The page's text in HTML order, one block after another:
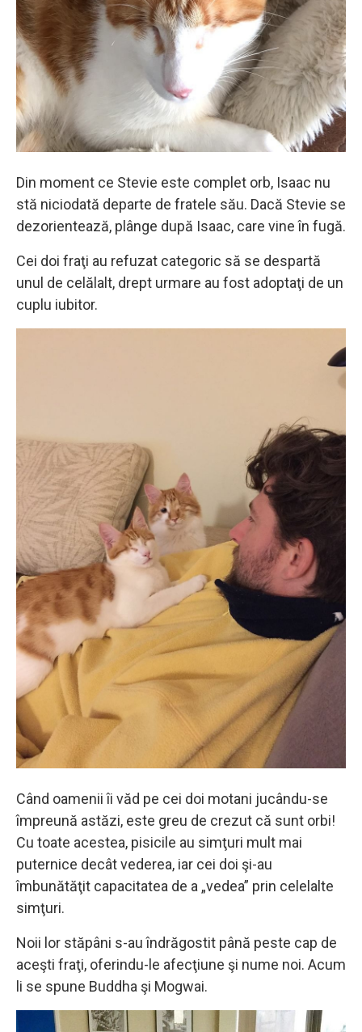
Din moment ce Stevie este complet orb, Isaac nu
stă niciodată departe de fratele său. Dacă Stevie se
dezorientează, plânge după Isaac, care vine în fugă.
Cei doi fraţi au refuzat categoric să se despartă
unul de celălalt, drept urmare au fost adoptaţi de un
cuplu iubitor.
Când oamenii îi văd pe cei doi motani jucându-se
împreună astăzi, este greu de crezut că sunt orbi!
Cu toate acestea, pisicile au simţuri mult mai
puternice decât vederea, iar cei doi şi-au
îmbunătăţit capacitatea de a „vedea” prin celelalte
simţuri.
Noii lor stăpâni s-au îndrăgostit până peste cap de
aceşti fraţi, oferindu-le afecţiune şi nume noi. Acum
li se spune Buddha şi Mogwai.